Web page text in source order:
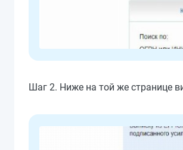
Шаг 2. Ниже на той же странице